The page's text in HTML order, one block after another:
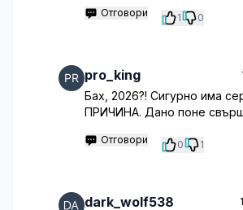
Отговори 1 0
pro_king
Бах, 2026?! Сигурно има
ПРИЧИНА. Дано поне
Отговори 0 1
dark_wolf538